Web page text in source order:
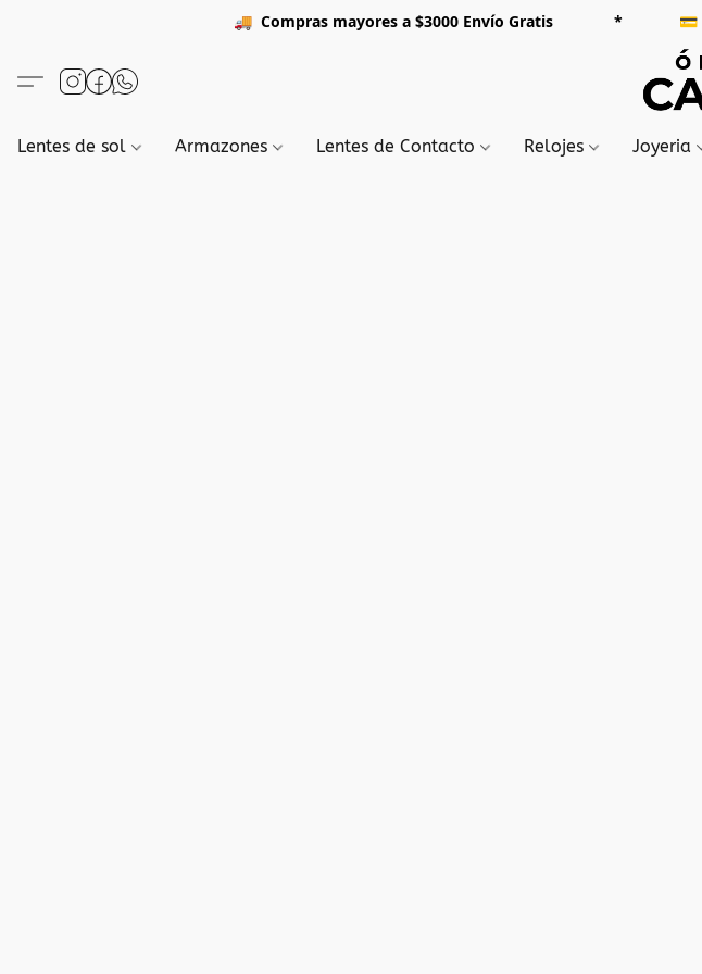
🚚 Compras mayores a $3000 Envío Gratis * 💳
Lentes de sol Armazones Lentes de Contacto Relojes Joyeria